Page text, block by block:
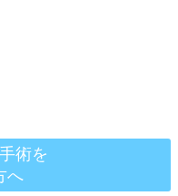
術を
へ